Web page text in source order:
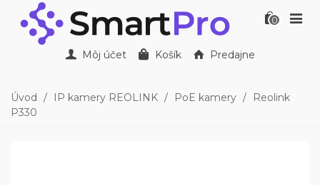
0
Môj účet Košík Predajne
Úvod / IP kamery REOLINK / PoE kamery /
Reolink
P330